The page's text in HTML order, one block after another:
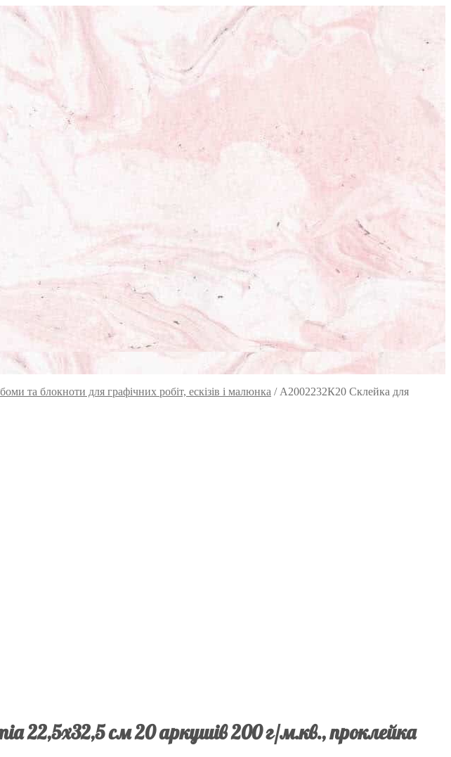
та блокноти для графічних робіт, ескізів і малюнка / А2002232К20 Склейка для
22,5х32,5 см 20 аркушів 200 г/м.кв., проклейка